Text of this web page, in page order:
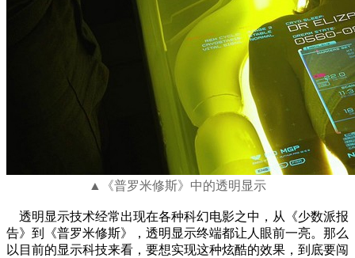
▲《普罗米修斯》中的透明显示
透明显示技术经常出现在各种科幻电影之中，从《少数派报
告》到《普罗米修斯》，透明显示终端都让人眼前一亮。那么
以目前的显示科技来看，要想实现这种炫酷的效果，到底要闯